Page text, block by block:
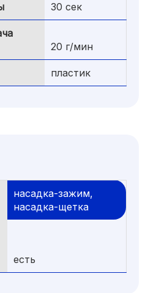
30 сек
20 г/мин
пластик
насадка-зажим,
насадка-щетка
есть